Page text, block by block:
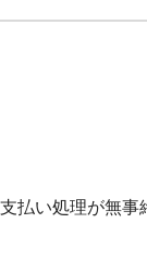
支払い処理が無事